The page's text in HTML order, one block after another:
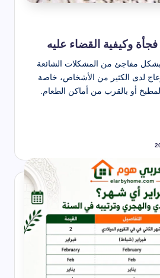
وكيفية القضاء عليه
مفاجئ من المشكلات الشائعة
لدى الكثير من الأشخاص، خاصة
المطبخ أو بالقرب من أماكن الطعام.